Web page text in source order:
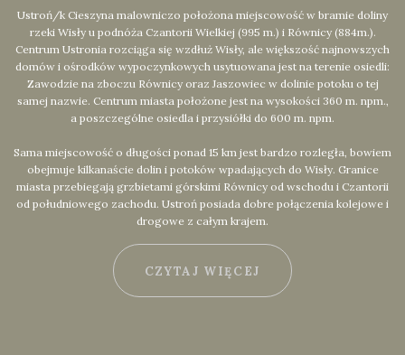
Ustroń/k Cieszyna malowniczo położona miejscowość w bramie doliny
rzeki Wisły u podnóża Czantorii Wielkiej (995 m.) i Równicy (884m.).
Centrum Ustronia rozciąga się wzdłuż Wisły, ale większość najnowszych
domów i ośrodków wypoczynkowych usytuowana jest na terenie osiedli:
Zawodzie na zboczu Równicy oraz Jaszowiec w dolinie potoku o tej
samej nazwie. Centrum miasta położone jest na wysokości 360 m. npm.,
a poszczególne osiedla i przysiółki do 600 m. npm.
Sama miejscowość o długości ponad 15 km jest bardzo rozległa, bowiem
obejmuje kilkanaście dolin i potoków wpadających do Wisły. Granice
miasta przebiegają grzbietami górskimi Równicy od wschodu i Czantorii
od południowego zachodu. Ustroń posiada dobre połączenia kolejowe i
drogowe z całym krajem.
CZYTAJ WIĘCEJ